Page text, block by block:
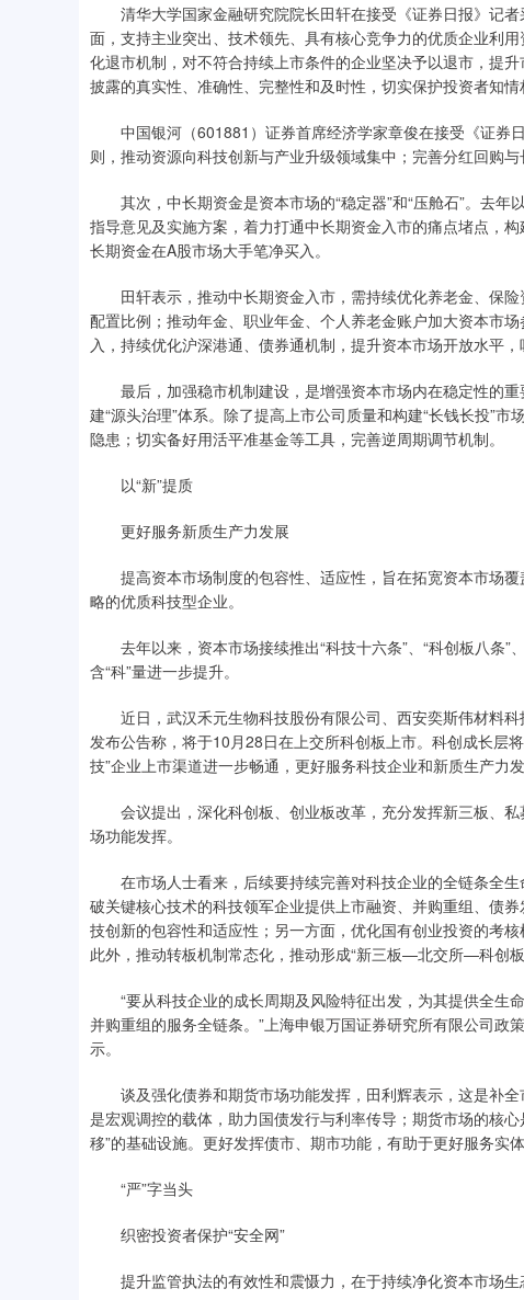
清华大学国家金融研究院院长田轩在接受《证券日报》记者
面，支持主业突出、技术领先、具有核心竞争力的优质企业利
化退市机制，对不符合持续上市条件的企业坚决予以退市，提
披露的真实性、准确性、完整性和及时性，切实保护投资者知情
中国银河（601881）证券首席经济学家章俊在接受《证券
则，推动资源向科技创新与产业升级领域集中；完善分红回购
其次，中长期资金是资本市场的“稳定器”和“压舱石”。去年
指导意见及实施方案，着力打通中长期资金入市的痛点堵点，
长期资金在A股市场大手笔净买入。
田轩表示，推动中长期资金入市，需持续优化养老金、保险
配置比例；推动年金、职业年金、个人养老金账户加大资本市
入，持续优化沪深港通、债券通机制，提升资本市场开放水平，
最后，加强稳市机制建设，是增强资本市场内在稳定性的重
建“源头治理”体系。除了提高上市公司质量和构建“长钱长投”
隐患；切实备好用活平准基金等工具，完善逆周期调节机制。
以“新”提质
更好服务新质生产力发展
提高资本市场制度的包容性、适应性，旨在拓宽资本市场覆
略的优质科技型企业。
去年以来，资本市场接续推出“科技十六条”、“科创板八条”
含“科”量进一步提升。
近日，武汉禾元生物科技股份有限公司、西安奕斯伟材料科
发布公告称，将于10月28日在上交所科创板上市。科创成长层
技”企业上市渠道进一步畅通，更好服务科技企业和新质生产力发
会议提出，深化科创板、创业板改革，充分发挥新三板、私
场功能发挥。
在市场人士看来，后续要持续完善对科技企业的全链条全生
破关键核心技术的科技领军企业提供上市融资、并购重组、债
技创新的包容性和适应性；另一方面，优化国有创业投资的考
此外，推动转板机制常态化，推动形成“新三板—北交所—科创板
“要从科技企业的成长周期及风险特征出发，为其提供全生
并购重组的服务全链条。”上海申银万国证券研究所有限公司
示。
谈及强化债券和期货市场功能发挥，田利辉表示，这是补全
是宏观调控的载体，助力国债发行与利率传导；期货市场的核
移”的基础设施。更好发挥债市、期市功能，有助于更好服务实
“严”字当头
织密投资者保护“安全网”
提升监管执法的有效性和震慑力，在于持续净化资本市场生